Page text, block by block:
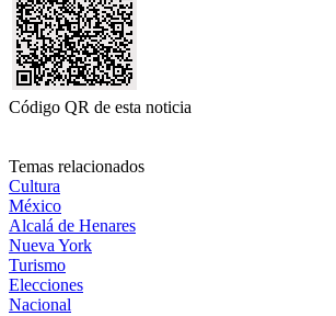
Código QR de esta noticia
Temas relacionados
Cultura
México
Alcalá de Henares
Nueva York
Turismo
Elecciones
Nacional